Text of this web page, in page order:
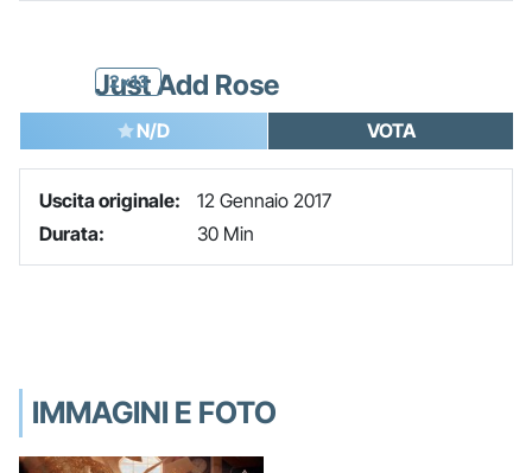
2x13
Just Add Rose
N/D VOTA
Uscita originale:
12 Gennaio 2017
Durata:
30 Min
IMMAGINI E FOTO